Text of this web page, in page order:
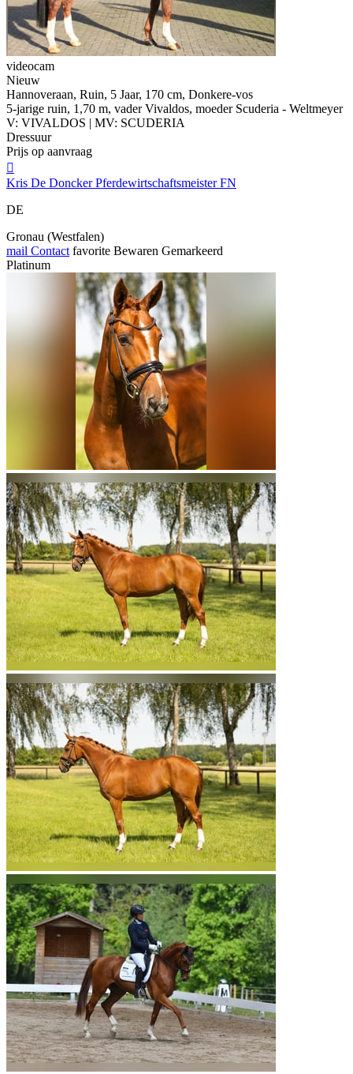
videocam
Nieuw
Hannoveraan, Ruin, 5 Jaar, 170 cm, Donkere-vos
5-jarige ruin, 1,70 m, vader Vivaldos, moeder Scuderia - Weltmeyer
V: VIVALDOS | MV: SCUDERIA
Dressuur
Prijs op aanvraag

Kris De Doncker Pferdewirtschaftsmeister FN
DE
Gronau (Westfalen)
mail Contact favorite Bewaren Gemarkeerd
Platinum